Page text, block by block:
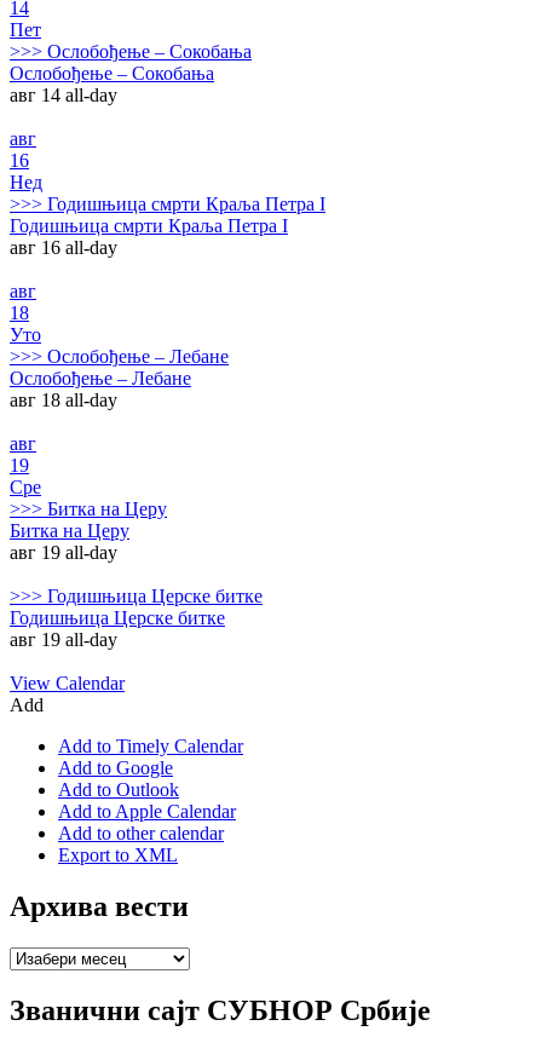
14
Пет
>>> Ослобођење – Сокобања
Ослобођење – Сокобања
авг 14 all-day
авг
16
Нед
>>> Годишњица смрти Краља Петра I
Годишњица смрти Краља Петра I
авг 16 all-day
авг
18
Уто
>>> Ослобођење – Лебане
Ослобођење – Лебане
авг 18 all-day
авг
19
Сре
>>> Битка на Церу
Битка на Церу
авг 19 all-day
>>> Годишњица Церске битке
Годишњица Церске битке
авг 19 all-day
View Calendar
Add
Add to Timely Calendar
Add to Google
Add to Outlook
Add to Apple Calendar
Add to other calendar
Export to XML
Архива вести
Архива
Званични сајт СУБНОР Србије